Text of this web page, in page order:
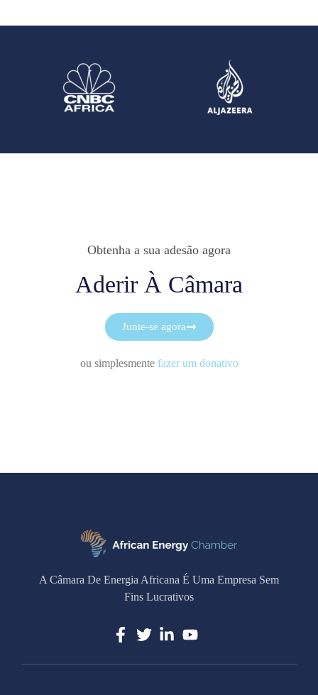
Obtenha a sua adesão agora
Aderir À Câmara
Junte-se agora
ou simplesmente fazer um donativo
A Câmara De Energia Africana É Uma Empresa Sem
Fins Lucrativos